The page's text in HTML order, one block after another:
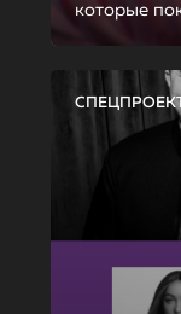
которые